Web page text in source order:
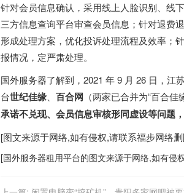
针对会员信息确认，采用线上人脸识别、线
三方信息查询平台审查会员信息；针对退费
形成处理方案，优化投诉处理流程及效率；
报情况，定严肃处理。
国外服务器了解到，2021 年 9 月 26 日，江
台世纪佳缘 百合网 （两家已合并为“百合佳
承诺不兑现、会员信息审核形同虚设等问题
[图文来源于网络,如有侵权,请联系福步网络
[国外服务器租用平台的图文来源于网络,如有侵